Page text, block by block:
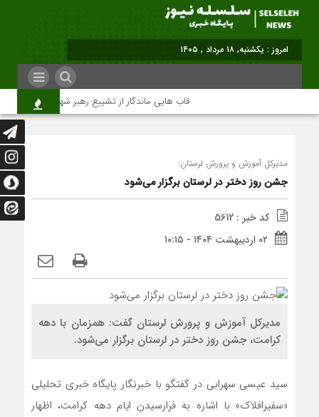
امروز : یکشنبه, ۱۸ مرداد , ۱۴۰۵
قاب هایی ماندگار از تشییع رهبر شهید در تهران
مدیرکل آموزش و پرورش لرستان:
جشن روز دختر در لرستان برگزار می‌شود
کد خبر : 5612
۰۲ اردیبهشت ۱۴۰۴ - ۱۰:۱۵
مدیرکل آموزش و پرورش لرستان گفت: همزمان با دهه
کرامت، جشن روز دختر در لرستان برگزار می‌شود.
سید عیسی سهرابی در گفتگو با خبرنگار پایگاه خبری تحلیلی
«سفیرافلاک» با اشاره به فرارسیدن ایام دهه کرامت، اظهار